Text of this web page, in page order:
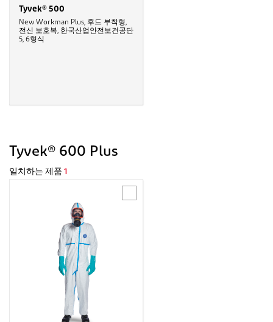
Tyvek® 500
New Workman Plus, 후드 부착형,
전신 보호복, 한국산업안전보건공단
5, 6형식
Tyvek® 600 Plus
일치하는 제품 1